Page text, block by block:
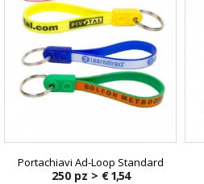
Portachiavi Ad-Loop Standard
250 pz > € 1,54